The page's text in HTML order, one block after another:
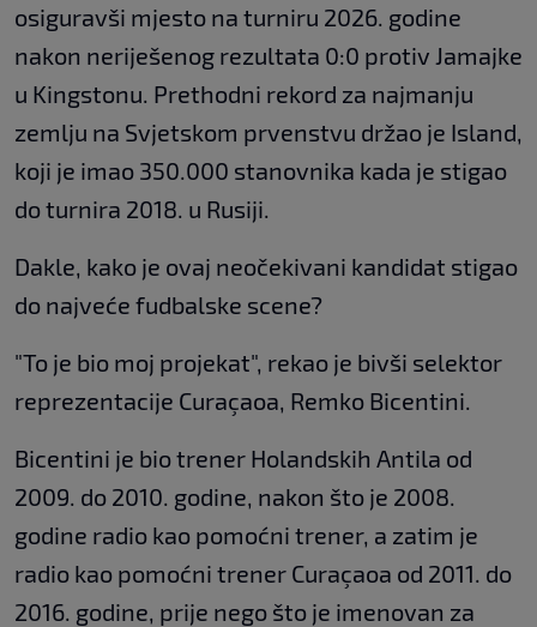
osiguravši mjesto na turniru 2026. godine
nakon neriješenog rezultata 0:0 protiv Jamajke
u Kingstonu. Prethodni rekord za najmanju
zemlju na Svjetskom prvenstvu držao je Island,
koji je imao 350.000 stanovnika kada je stigao
do turnira 2018. u Rusiji.
Dakle, kako je ovaj neočekivani kandidat stigao
do najveće fudbalske scene?
"To je bio moj projekat", rekao je bivši selektor
reprezentacije Curaçaoa, Remko Bicentini.
Bicentini je bio trener Holandskih Antila od
2009. do 2010. godine, nakon što je 2008.
godine radio kao pomoćni trener, a zatim je
radio kao pomoćni trener Curaçaoa od 2011. do
2016. godine, prije nego što je imenovan za